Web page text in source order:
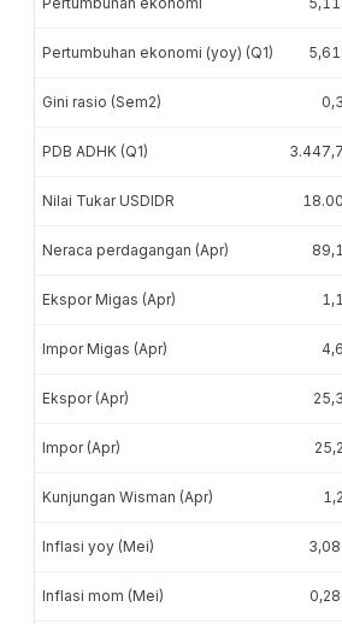
Pertumbuhan ekonomi (yoy) (Q1)
Gini rasio (Sem2)
PDB ADHK (Q1)
Nilai Tukar USDIDR
Neraca perdagangan (Apr)
Ekspor Migas (Apr)
Impor Migas (Apr)
Ekspor (Apr)
Impor (Apr)
Kunjungan Wisman (Apr)
Inflasi yoy (Mei)
Inflasi mom (Mei)